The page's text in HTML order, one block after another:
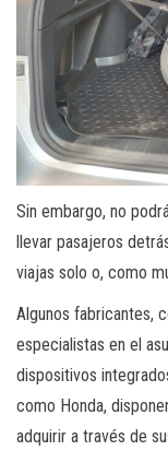
Sin embargo, no
llevar pasajeros
viajas solo o, como
Algunos fabricantes,
especialistas en el
dispositivos
como Honda,
adquirir a través de